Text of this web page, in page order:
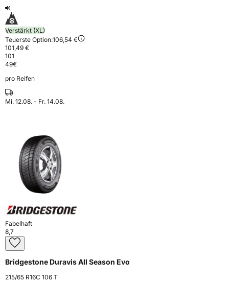
Verstärkt (XL)
Teuerste Option:106,54 €
101,49 €
101
49€
pro Reifen
Mi. 12.08. - Fr. 14.08.
Fabelhaft
8,7
Bridgestone Duravis All Season Evo
215/65 R16C 106 T